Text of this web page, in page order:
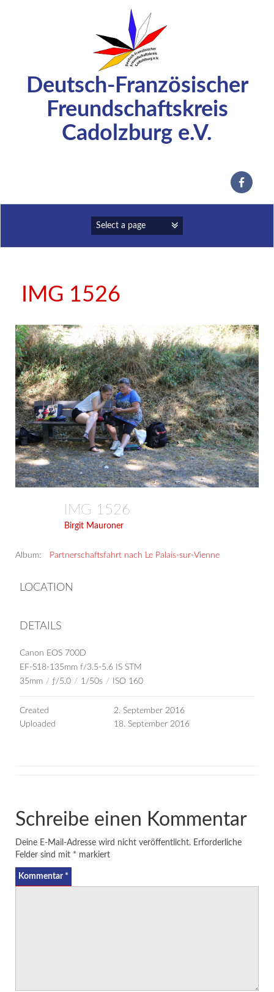
Deutsch-Französischer
Freundschaftskreis
Cadolzburg e.V.
IMG 1526
IMG 1526
Birgit Mauroner
Album: Partnerschaftsfahrt nach Le Palais-sur-Vienne
LOCATION
DETAILS
Canon EOS 700D
EF-S18-135mm f/3.5-5.6 IS STM
35mm / ƒ/5.0 / 1/50s / ISO 160
Created
2. September 2016
Uploaded
18. September 2016
Schreibe einen Kommentar
Deine E-Mail-Adresse wird nicht veröffentlicht. Erforderliche
Felder sind mit * markiert
Kommentar *